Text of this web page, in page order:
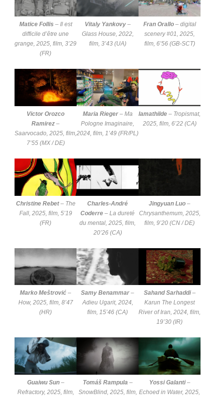
Matice Follis – Il est
difficile d’être une
grange, 2025, film, 3’29
(FR)
Vitaly Yankovy–
Glass House, 2022,
film, 3’43 (UA)
Fran Orallo– digital
scenery #01, 2025,
film, 6’56 (GB-SCT)
Victor Orozco
Ramirez –
Saarvocado, 2025, film,
7’55 (MX / DE)
Maria Rieger– Ma
Pologne Imaginaire,
2024, film, 1’49 (FR/PL)
lamathilde – Tropismat,
2025, film, 6’22 (CA)
Christine Rebet– The
Fall, 2025, film, 5’19
(FR)
Charles-André
Coderre –La dureté
du mental , 2025, film,
20’26 (CA)
Jingyuan Luo –
Chrysanthemum, 2025,
film, 9’20 (CN / DE)
Marko Meštrović –
How, 2025, film, 8’47
(HR)
Samy Benammar –
Adieu Ugarit, 2024,
film, 15’46 (CA)
Sahand Sarhaddi–
Karun The Longest
River of Iran, 2024, film,
19’30 (IR)
Guaiwu Sun–
Refractory, 2025, film,
Tomáš Rampula–
SnowBlind, 2025, film,
Yossi Galanti–
Echoed in Water, 2025,